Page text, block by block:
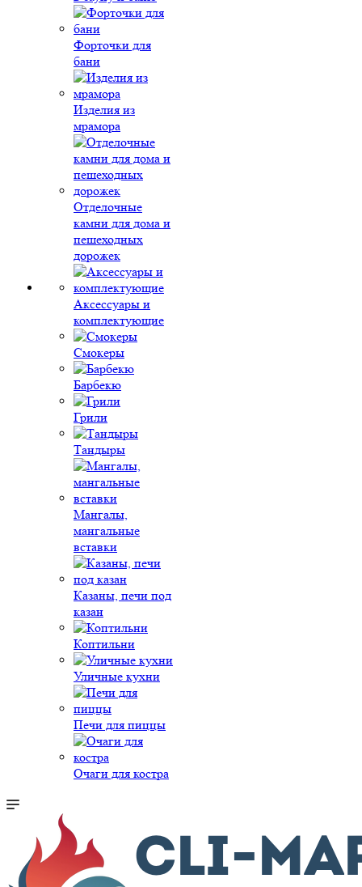
Форточки для
бани
Изделия из
мрамора
Отделочные
камни для дома и
пешеходных
дорожек
Аксессуары и
комплектующие
Смокеры
Барбекю
Грили
Тандыры
Мангалы,
мангальные
вставки
Казаны, печи под
казан
Коптильни
Уличные кухни
Печи для пиццы
Очаги для костра